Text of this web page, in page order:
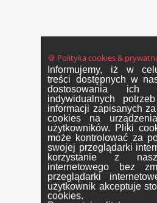
🍪 Polityka cookies &
Informujemy, iż w
treści dostępnych w
dostosowania ich
indywidualnych
informacji zapisanych
cookies na
użytkowników. Pliki
może kontrolować za
swojej przeglądarki
korzystanie z
internetowego bez
przeglądarki
użytkownik akceptuje
cookies.